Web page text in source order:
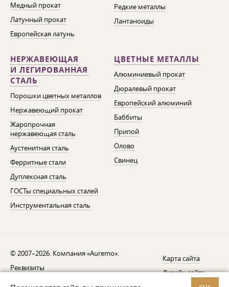
Медный прокат
Латунный прокат
Европейская латунь
Редкие металлы
Лантаноиды
НЕРЖАВЕЮЩАЯ
И ЛЕГИРОВАННАЯ
СТАЛЬ
Порошки цветных металлов
Нержавеющий прокат
Жаропрочная
нержавеющая сталь
Аустенитная сталь
Ферритные стали
Дуплексная сталь
ГОСТы специальных сталей
Инструментальная сталь
ЦВЕТНЫЕ МЕТАЛЛЫ
Алюминиевый прокат
Дюралевый прокат
Европейский алюминий
Баббиты
Припой
Олово
Свинец
© 2007–2026. Компания «Auremo».
Реквизиты
Карта сайта
Дизайн сайта —